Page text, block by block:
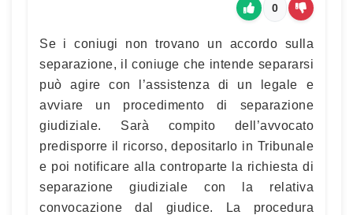
0
Se i coniugi non trovano un accordo sulla
separazione, il coniuge che intende separarsi
può agire con l’assistenza di un legale e
avviare un procedimento di separazione
giudiziale. Sarà compito dell’avvocato
predisporre il ricorso, depositarlo in Tribunale
e poi notificare alla controparte la richiesta di
separazione giudiziale con la relativa
convocazione dal giudice. La procedura